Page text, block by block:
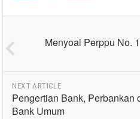
Menyoal Perppu No.
NEXT ARTICLE
Pengertian Bank, Perbankan
Bank Umum